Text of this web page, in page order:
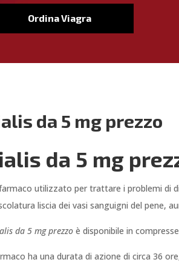
Ordina Viagra
da 5 mg prezzo
da 5 mg
utilizzato per trattare i problemi di
liscia dei vasi sanguigni del pene,
da 5 mg prezzo è disponibile in
ha una durata di azione di circa 36